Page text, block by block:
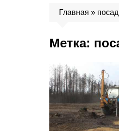
Главная »
Метка: